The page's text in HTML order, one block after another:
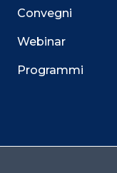
Convegni
Webinar
Programmi